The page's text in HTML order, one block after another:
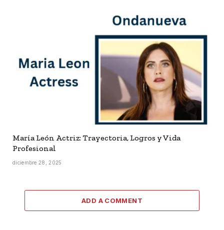
María León Actriz: Trayectoria, Logros y Vida
Profesional
diciembre 28, 2025
ADD A COMMENT